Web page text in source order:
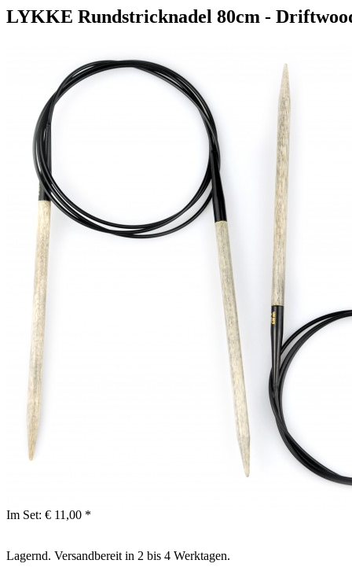
LYKKE Rundstricknadel 80cm -
Im Set: € 11,00 *
Lagernd. Versandbereit in 2 bis 4 Werktagen.